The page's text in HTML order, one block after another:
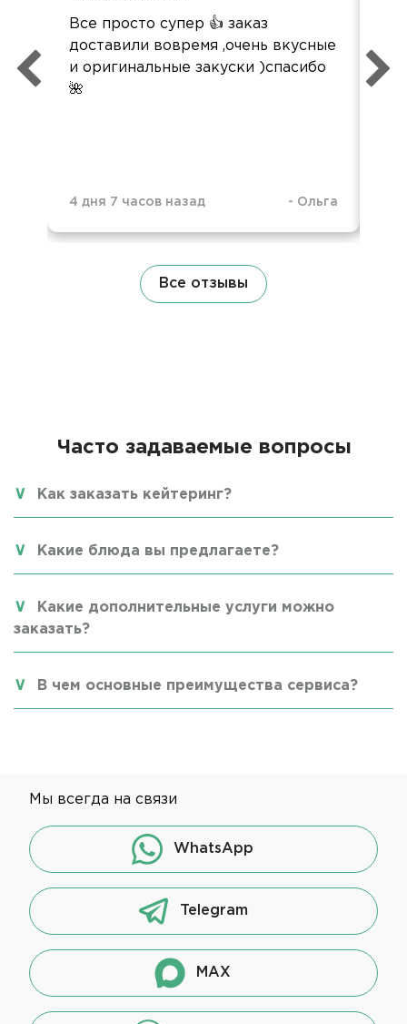
Все просто супер 👍 заказ
доставили вовремя ,очень вкусные
и оригинальные закуски )спасибо
🌺
4 дня 7 часов назад - Ольга
Все отзывы
Часто задаваемые вопросы
Как заказать кейтеринг?
Какие блюда вы предлагаете?
Какие дополнительные услуги можно
заказать?
В чем основные преимущества сервиса?
Мы всегда на связи
WhatsApp
Telegram
MAX